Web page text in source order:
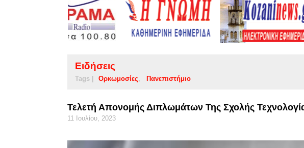
Ειδήσεις
Tags | Ορκωμοσίες Πανεπιστήμιο
Τελετή Απονομής Διπλωμάτων Της Σχολής
11 Ιουλίου, 2023